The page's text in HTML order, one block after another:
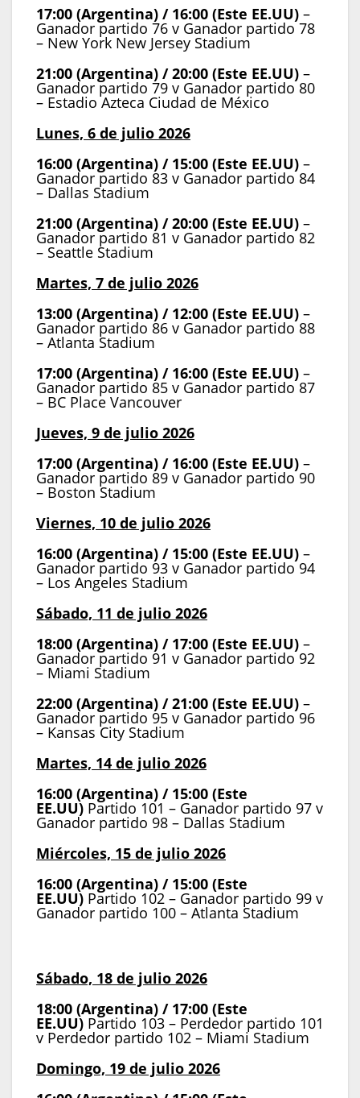
17:00 (Argentina) / 16:00 (Este EE.UU) –
Ganador partido 76 v Ganador partido 78
– New York New Jersey Stadium
21:00 (Argentina) / 20:00 (Este EE.UU) –
Ganador partido 79 v Ganador partido 80
– Estadio Azteca Ciudad de México
Lunes, 6 de julio 2026
16:00 (Argentina) / 15:00 (Este EE.UU) –
Ganador partido 83 v Ganador partido 84
– Dallas Stadium
21:00 (Argentina) / 20:00 (Este EE.UU) –
Ganador partido 81 v Ganador partido 82
– Seattle Stadium
Martes, 7 de julio 2026
13:00 (Argentina) / 12:00 (Este EE.UU) –
Ganador partido 86 v Ganador partido 88
– Atlanta Stadium
17:00 (Argentina) / 16:00 (Este EE.UU) –
Ganador partido 85 v Ganador partido 87
– BC Place Vancouver
Jueves, 9 de julio 2026
17:00 (Argentina) / 16:00 (Este EE.UU) –
Ganador partido 89 v Ganador partido 90
– Boston Stadium
Viernes, 10 de julio 2026
16:00 (Argentina) / 15:00 (Este EE.UU) –
Ganador partido 93 v Ganador partido 94
– Los Angeles Stadium
Sábado, 11 de julio 2026
18:00 (Argentina) / 17:00 (Este EE.UU) –
Ganador partido 91 v Ganador partido 92
– Miami Stadium
22:00 (Argentina) / 21:00 (Este EE.UU) –
Ganador partido 95 v Ganador partido 96
– Kansas City Stadium
Martes, 14 de julio 2026
16:00 (Argentina) / 15:00 (Este
EE.UU) Partido 101 – Ganador partido 97 v
Ganador partido 98 – Dallas Stadium
Miércoles, 15 de julio 2026
16:00 (Argentina) / 15:00 (Este
EE.UU) Partido 102 – Ganador partido 99 v
Ganador partido 100 – Atlanta Stadium
Sábado, 18 de julio 2026
18:00 (Argentina) / 17:00 (Este
EE.UU) Partido 103 – Perdedor partido 101
v Perdedor partido 102 – Miami Stadium
Domingo, 19 de julio 2026